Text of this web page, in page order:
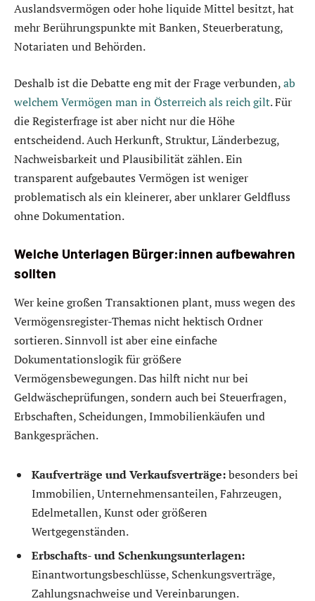
Auslandsvermögen oder hohe liquide Mittel besitzt, hat
mehr Berührungspunkte mit Banken, Steuerberatung,
Notariaten und Behörden.
Deshalb ist die Debatte eng mit der Frage verbunden,ab
welchem Vermögen man in Österreich als reich gilt. Für
die Registerfrage ist aber nicht nur die Höhe
entscheidend. Auch Herkunft, Struktur, Länderbezug,
Nachweisbarkeit und Plausibilität zählen. Ein
transparent aufgebautes Vermögen ist weniger
problematisch als ein kleinerer, aber unklarer Geldfluss
ohne Dokumentation.
Welche Unterlagen Bürger:innen aufbewahren
sollten
Wer keine großen Transaktionen plant, muss wegen des
Vermögensregister-Themas nicht hektisch Ordner
sortieren. Sinnvoll ist aber eine einfache
Dokumentationslogik für größere
Vermögensbewegungen. Das hilft nicht nur bei
Geldwäscheprüfungen, sondern auch bei Steuerfragen,
Erbschaften, Scheidungen, Immobilienkäufen und
Bankgesprächen.
Kaufverträge und Verkaufsverträge:besonders bei
Immobilien, Unternehmensanteilen, Fahrzeugen,
Edelmetallen, Kunst oder größeren
Wertgegenständen.
Erbschafts- und Schenkungsunterlagen:
Einantwortungsbeschlüsse, Schenkungsverträge,
Zahlungsnachweise und Vereinbarungen.